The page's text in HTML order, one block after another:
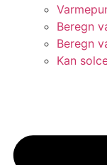
Beregn
Beregn
Kan